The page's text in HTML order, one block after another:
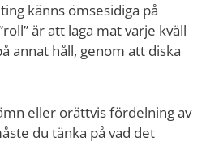
känns ömsesidiga på
är att laga mat varje kväll
annat håll, genom att diska
eller orättvis fördelning av
du tänka på vad det